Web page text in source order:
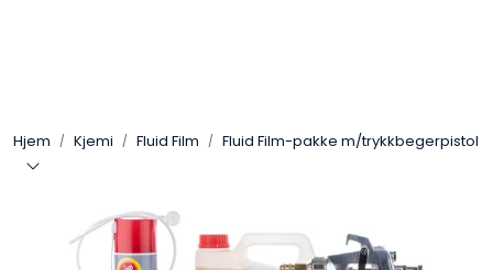
Hjem Kjemi Fluid Film Fluid Film-pakke m/trykkbegerpistol
Batteri / Booster / Lader
Bekledning / Hansker / Vern